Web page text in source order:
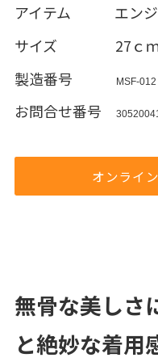
アイテム エンジ
サイズ 27ｃ
製造番号
MSF-012
お問合せ番号
オンライ
無骨な美しさ
と絶妙な着用